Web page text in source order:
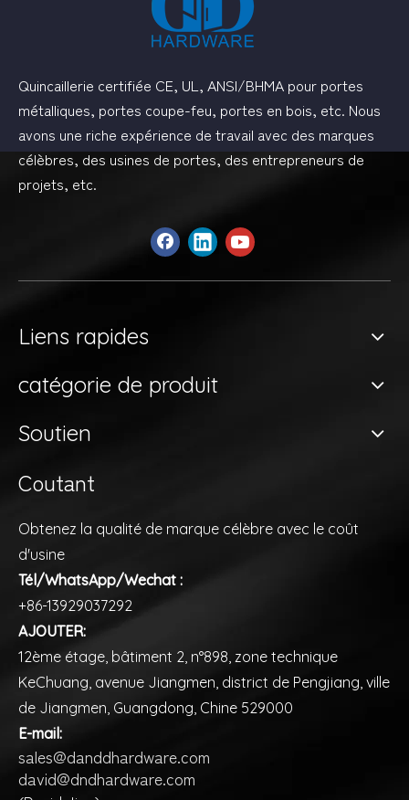
Quincaillerie certifiée CE, UL, ANSI/BHMA pour portes
métalliques, portes coupe-feu, portes en bois, etc. Nous
avons une riche expérience de travail avec des marques
célèbres, des usines de portes, des entrepreneurs de
projets, etc.
Liens rapides
catégorie de produit
Soutien
Coutant
Obtenez la qualité de marque célèbre avec le coût
d'usine
Tél/WhatsApp/Wechat :
+86-13929037292
AJOUTER:
12ème étage, bâtiment 2, n°898, zone technique
KeChuang, avenue Jiangmen, district de Pengjiang, ville
de Jiangmen, Guangdong, Chine 529000
E-mail:
sales@danddhardware.com
david@dndhardware.com